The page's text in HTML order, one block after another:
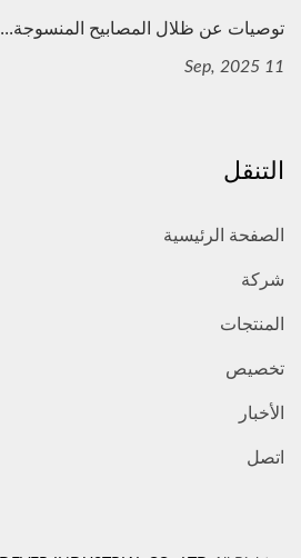
توصيات عن ظلال المصابيح المنسوجة...
11 Sep, 2025
التنقل
الصفحة الرئيسية
شركة
المنتجات
تخصيص
الأخبار
اتصل